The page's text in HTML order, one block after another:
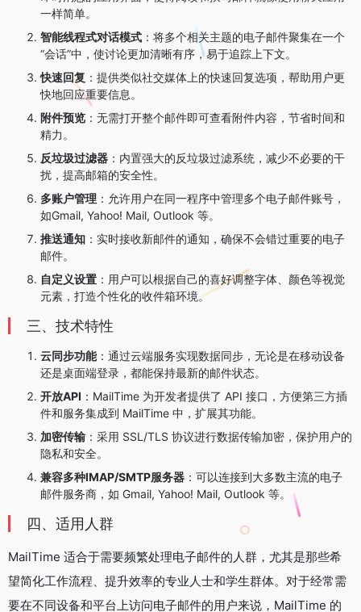
一样简单。
智能线程式对话模式 ：将多个相关主题的电子邮件聚集在一个
“会话”中，使讨论更加清晰有序，易于追踪上下文。
快速回复 ：提供类似社交媒体上的快速回复选项，帮助用户更
快地回应重要信息。
附件预览 ：无需打开整个邮件即可查看附件内容，节省时间和
精力。
反垃圾过滤器 ：内置强大的反垃圾过滤系统，减少不必要的干
扰，提高邮箱的安全性。
多账户管理 ：允许用户在同一程序中管理多个电子邮件账号，
如Gmail, Yahoo! Mail, Outlook 等。
推送通知 ：实时接收新邮件的通知，确保不会错过重要的电子
邮件。
自定义设置 ：用户可以根据自己的喜好调整字体、颜色等视觉
元素，打造个性化的收件箱环境。
三、技术特性
云同步功能：通过云端服务实现数据同步，无论是在移动设备
还是桌面端登录，都能保持最新的邮件状态。
开放API ：MailTime 为开发者提供了 API 接口，方便第三方插
件和服务集成到 MailTime 中，扩展其功能。
加密传输 ：采用 SSL/TLS 协议进行数据传输加密，保护用户的
隐私和安全。
兼容多种IMAP/SMTP服务器 ：可以连接到大多数主流的电子
邮件服务商，如 Gmail, Yahoo! Mail, Outlook 等。
四、适用人群
MailTime 适合于需要频繁处理电子邮件的人群，尤其是那些希
望简化工作流程、提升效率的专业人士和学生群体。对于经常需
要在不同设备和平台上访问电子邮件的用户来说，MailTime 的